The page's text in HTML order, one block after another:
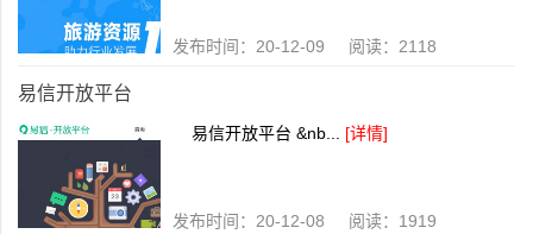
发布时间：20-12-09 阅读：2118
易信开放平台
易信开放平台 &nb... [详情]
发布时间：20-12-08 阅读：1919